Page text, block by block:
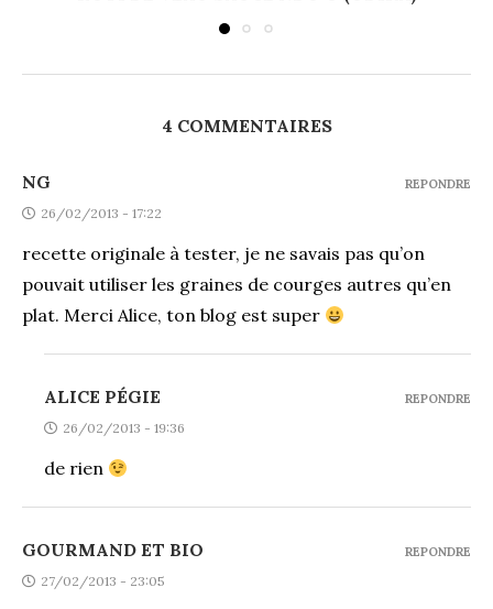
4 COMMENTAIRES
NG
26/02/2013 - 17:22
recette originale à tester, je ne savais pas qu’on
pouvait utiliser les graines de courges autres qu’en
plat. Merci Alice, ton blog est super
REPONDRE
ALICE PÉGIE
26/02/2013 - 19:36
de rien
REPONDRE
GOURMAND ET BIO
27/02/2013 - 23:05
REPONDRE